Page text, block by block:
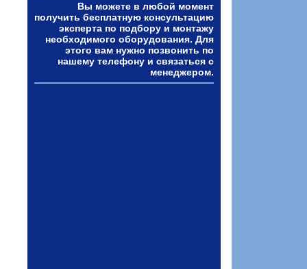
Вы можете в любой момент
получить бесплатную консультацию
эксперта по подбору и монтажу
необходимого оборудования. Для
этого вам нужно позвонить по
нашему телефону и связаться с
менеджером.